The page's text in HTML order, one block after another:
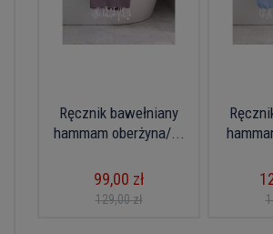
Ręcznik bawełniany
hammam oberżyna/...
99,00 zł
129,00 zł